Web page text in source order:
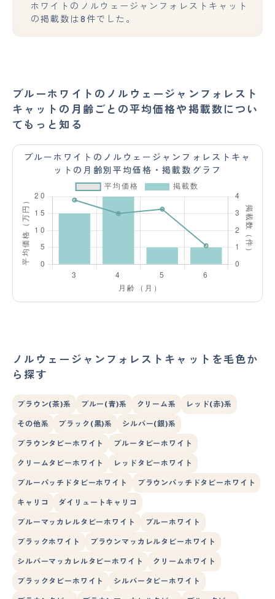
ホワイトのノルウェージャンフォレストキャット
の掲載数は8件でした。
ブルーホワイトのノルウェージャンフォレスト
キャットの月齢ごとの平均価格や掲載数につい
てもっと知る
ブルーホワイトのノルウェージャンフォレストキャ
ットの月齢別平均価格・掲載数グラフ
ノルウェージャンフォレストキャットを毛色か
ら探す
ブラウン(茶)系 ブルー(青)系 クリーム系 レッド(赤)系
その他系 ブラック(黒)系 シルバー(銀)系
ブラウンタビーホワイト ブルータビーホワイト
クリームタビーホワイト レッドタビーホワイト
ブルーパッチドタビーホワイト ブラウンパッチドタビーホワイト
キャリコ ダイリュートキャリコ
ブルーマッカレルタビーホワイト ブルーホワイト
ブラックホワイト ブラウンマッカレルタビーホワイト
シルバーマッカレルタビーホワイト クリームホワイト
ブラックタビーホワイト シルバータビーホワイト